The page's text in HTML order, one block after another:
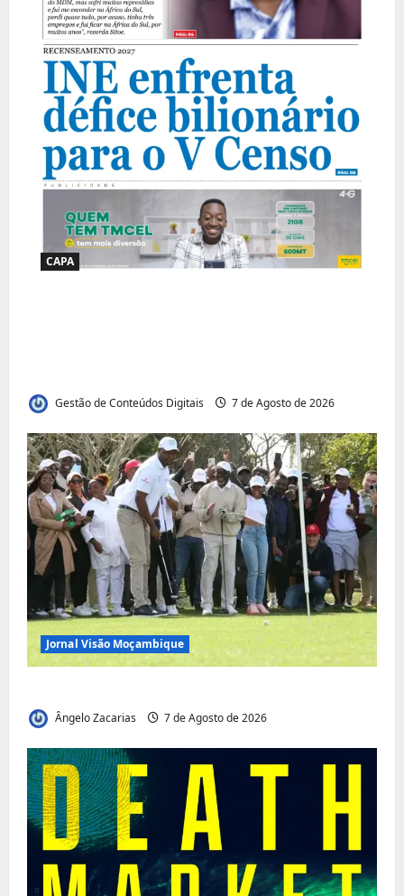
CAPA
Gestão de Conteúdos Digitais 7 de Agosto de 2026
Jornal Visão Moçambique
Ângelo Zacarias 7 de Agosto de 2026